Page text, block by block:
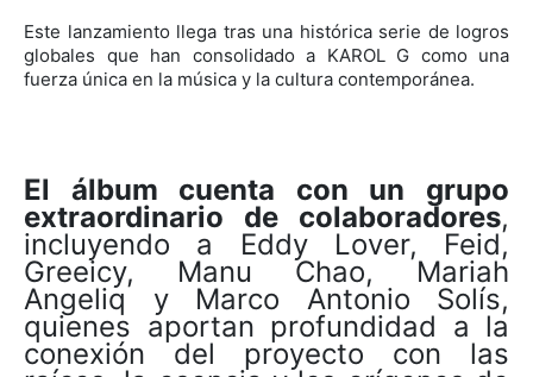
Este lanzamiento llega tras una histórica serie de logros
globales que han consolidado a KAROL G como una
fuerza única en la música y la cultura contemporánea.
El álbum cuenta con un grupo
extraordinario de colaboradores,
incluyendo a Eddy Lover, Feid,
Greeicy, Manu Chao, Mariah
Angeliq y Marco Antonio Solís,
quienes aportan profundidad a la
conexión del proyecto con las